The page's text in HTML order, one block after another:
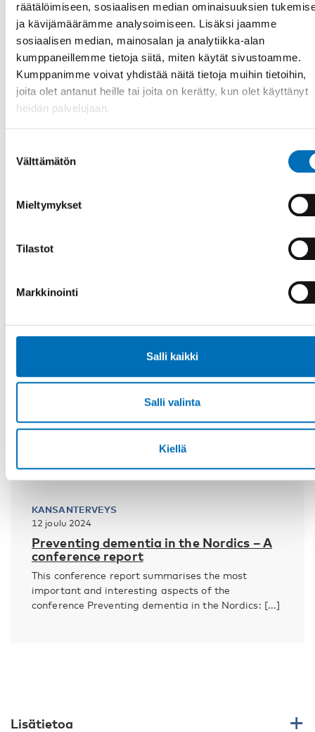
räätälöimiseen, sosiaalisen median ominaisuuksien
ja kävijämäärämme analysoimiseen. Lisäksi jaamme
sosiaalisen median, mainosalan ja analytiikka-alan
kumppaneillemme tietoja siitä, miten käytät sivustoamme.
Kumppanimme voivat yhdistää näitä tietoja muihin tietoihin,
joita olet antanut heille tai joita on kerätty, kun olet käyttänyt
heidän palvelujaan.
valinta
Välttämätön
Mieltymykset
Tilastot
Markkinointi
Salli kaikki
Salli valinta
Kiellä
KANSANTERVEYS
12 joulu 2024
Preventing dementia in the Nordics – A
conference report
This conference report summarises the most
important and interesting aspects of the
conference Preventing dementia in the Nordics: [...]
Lisätietoa